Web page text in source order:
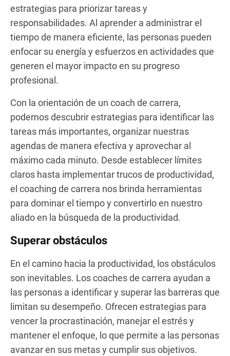
estrategias para priorizar tareas y
responsabilidades. Al aprender a administrar el
tiempo de manera eficiente, las personas pueden
enfocar su energía y esfuerzos en actividades que
generen el mayor impacto en su progreso
profesional.
Con la orientación de un coach de carrera,
podemos descubrir estrategias para identificar las
tareas más importantes, organizar nuestras
agendas de manera efectiva y aprovechar al
máximo cada minuto. Desde establecer límites
claros hasta implementar trucos de productividad,
el coaching de carrera nos brinda herramientas
para dominar el tiempo y convertirlo en nuestro
aliado en la búsqueda de la productividad.
Superar obstáculos
En el camino hacia la productividad, los obstáculos
son inevitables. Los coaches de carrera ayudan a
las personas a identificar y superar las barreras que
limitan su desempeño. Ofrecen estrategias para
vencer la procrastinación, manejar el estrés y
mantener el enfoque, lo que permite a las personas
avanzar en sus metas y cumplir sus objetivos.